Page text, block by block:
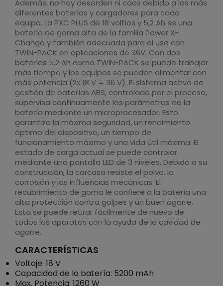
Además, no hay desorden ni caos debido a las más
diferentes baterías y cargadores para cada
equipo. La PXC PLUS de 18 voltios y 5,2 Ah es una
batería de gama alta de la familia Power X-
Change y también adecuada para el uso con
TWIN-PACK en aplicaciones de 36V. Con dos
baterías 5,2 Ah como TWIN-PACK se puede trabajar
más tiempo y los equipos se pueden alimentar con
más potencia (2x 18 V = 36 V). El sistema activo de
gestión de baterías ABS, controlado por el proceso,
supervisa continuamente los parámetros de la
batería mediante un microprocesador. Esto
garantiza la máxima seguridad, un rendimiento
óptimo del dispositivo, un tiempo de
funcionamiento máximo y una vida útil máxima. El
estado de carga actual se puede controlar
mediante una pantalla LED de 3 niveles. Debido a su
construcción, la carcasa resiste el polvo, la
corrosión y las influencias mecánicas. El
recubrimiento de goma le confiere a la batería una
alta protección contra golpes y un buen agarre.
Esta se puede retirar fácilmente de nuevo de
todos los aparatos con la ayuda de la cavidad de
agarre.
CARACTERÍSTICAS
Voltaje: 18 V
Capacidad de la batería: 5200 mAh
Max. Potencia: 1260 W